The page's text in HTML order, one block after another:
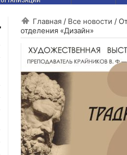
Главная / Все новости /
отделения «Дизайн»